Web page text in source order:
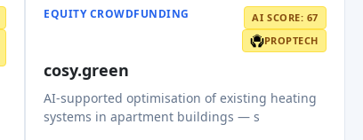
EQUITY CROWDFUNDING
AI SCORE: 67
PROPTECH
cosy.green
AI-supported optimisation of existing heating
systems in apartment buildings — s